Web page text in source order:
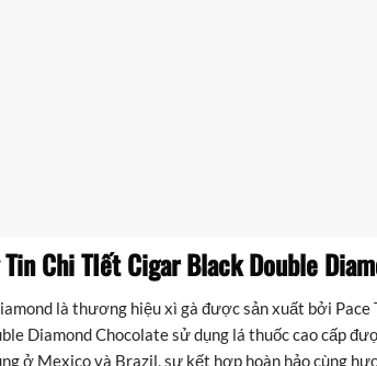
Chi TIết Cigar Black Double
là thương hiệu xì gà được sản xuất bởi Pace
Diamond Chocolate sử dụng lá thuốc cao cấp
ở Mexico và Brazil, sự kết hợp hoàn hảo cùng